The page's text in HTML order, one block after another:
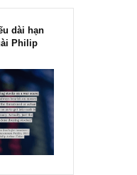
dài hạn
ngài Philip